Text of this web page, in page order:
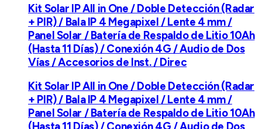
Kit Solar IP All in One / Doble Detección (Radar
+ PIR) / Bala IP 4 Megapixel / Lente 4 mm /
Panel Solar / Batería de Respaldo de Litio 10Ah
(Hasta 11 Días) / Conexión 4G / Audio de Dos
Vías / Accesorios de Inst. / Direc
Kit Solar IP All in One / Doble Detección (Radar
+ PIR) / Bala IP 4 Megapixel / Lente 4 mm /
Panel Solar / Batería de Respaldo de Litio 10Ah